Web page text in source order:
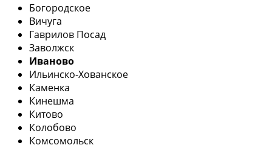
Богородское
Вичуга
Гаврилов Посад
Заволжск
Иваново
Ильинско-Хованское
Каменка
Кинешма
Китово
Колобово
Комсомольск